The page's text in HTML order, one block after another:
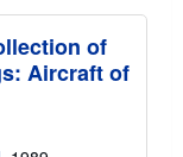
of
Aircraft of